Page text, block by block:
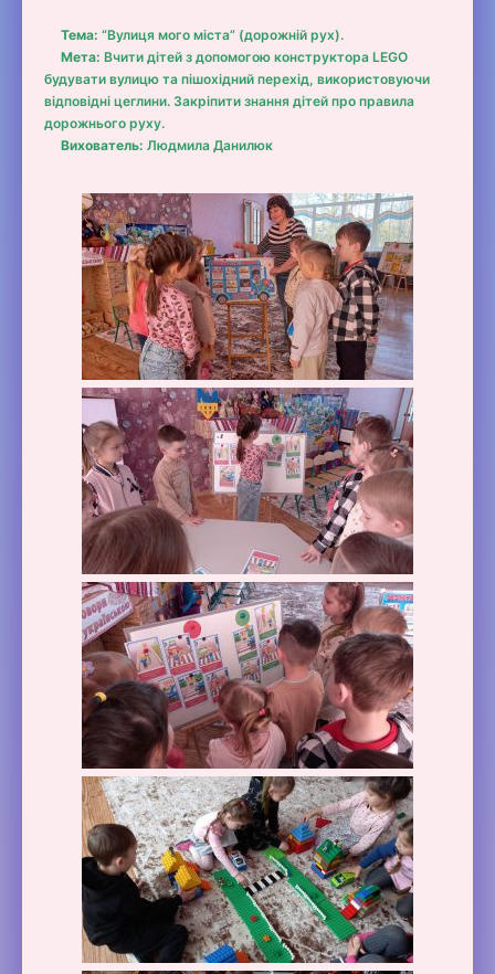
Тема: “Вулиця мого міста” (дорожній рух).
Мета: Вчити дітей з допомогою конструктора LEGO
будувати вулицю та пішохідний перехід, використовуючи
відповідні цеглини. Закріпити знання дітей про правила
дорожнього руху.
Вихователь: Людмила Данилюк